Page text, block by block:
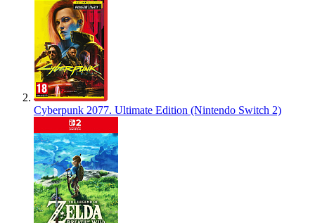
Cyberpunk 2077. Ultimate Edition (Nintendo Switch 2)